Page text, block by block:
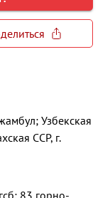
Узбекская
ССР, г.
83 горно-